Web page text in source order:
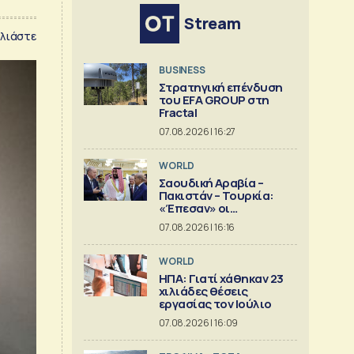
Stream
BUSINESS
Στρατηγική επένδυση
του EFA GROUP στη
Fractal
07.08.2026 | 16:27
WORLD
Σαουδική Αραβία –
Πακιστάν – Τουρκία:
«Έπεσαν» οι
υπογραφές στην «κοινή
αμυντική συμφωνία της
Μέκκας»
07.08.2026 | 16:16
WORLD
ΗΠΑ: Γιατί χάθηκαν 23
χιλιάδες θέσεις
εργασίας τον Ιούλιο
07.08.2026 | 16:09